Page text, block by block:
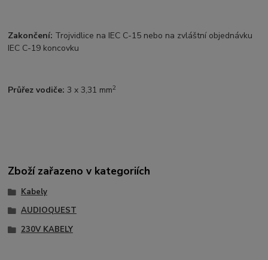
Zakončení: Trojvidlice na IEC C-15 nebo na zvláštní objednávku
IEC C-19 koncovku
Průřez vodiče:3 x 3,31 mm2
Zboží zařazeno v kategoriích
Kabely
AUDIOQUEST
230V KABELY